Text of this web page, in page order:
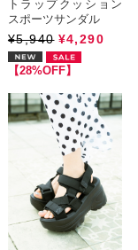
トラップクッション
スポーツサンダル
¥5,940 ¥4,290
【28%OFF】